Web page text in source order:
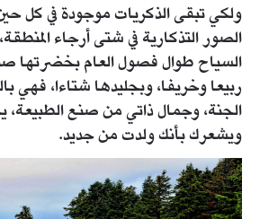
ولكي تبقى الذكريات موجودة في كل
الصور التذكارية في شتى أرجاء
السياح طوال فصول العام بخضرتها
ربيعا وخريفا، وبجليدها شتاءا، فهي
الجنة، وجمال ذاتي من صنع الطبيعة،
ويشعرك بأنك ولدت من جديد.